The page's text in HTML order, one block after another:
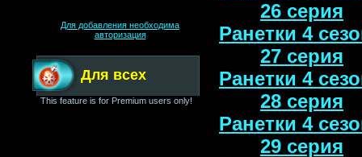
Для добавления необходима
авторизация
Для всех
This feature is for Premium users only!
26 серия
Ранетки 4
27 серия
Ранетки 4
28 серия
Ранетки 4
29 серия